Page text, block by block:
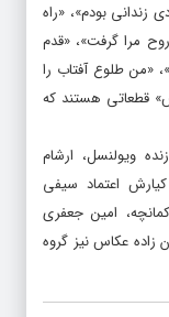
بودم»، «راه
مرا گرفت»، «قدم
«من طلوع آفتاب را
قطعاتی هستند که
ویولنسل، ارشام
کیارش اعتماد سیفی
کمانچه، امین جعفری
زاده عکاس نیز گروه